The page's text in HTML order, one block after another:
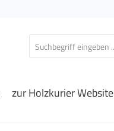
zur Holzkurier Website